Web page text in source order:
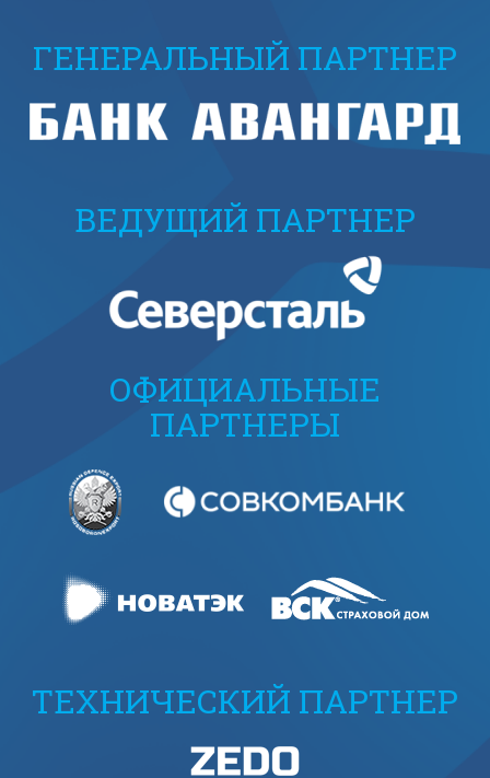
ГЕНЕРАЛЬНЫЙ ПАРТНЕР
ВЕДУЩИЙ ПАРТНЕР
ОФИЦИАЛЬНЫЕ
ПАРТНЕРЫ
ТЕХНИЧЕСКИЙ ПАРТНЕР